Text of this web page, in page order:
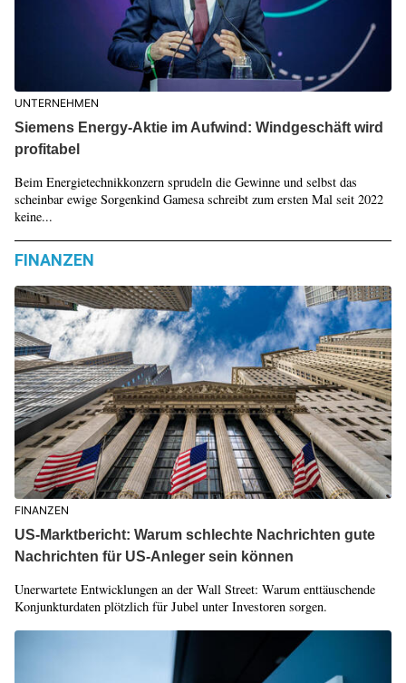
UNTERNEHMEN
Siemens Energy-Aktie im Aufwind: Windgeschäft wird
profitabel
Beim Energietechnikkonzern sprudeln die Gewinne und selbst das
scheinbar ewige Sorgenkind Gamesa schreibt zum ersten Mal seit 2022
keine...
FINANZEN
FINANZEN
US-Marktbericht: Warum schlechte Nachrichten gute
Nachrichten für US-Anleger sein können
Unerwartete Entwicklungen an der Wall Street: Warum enttäuschende
Konjunkturdaten plötzlich für Jubel unter Investoren sorgen.